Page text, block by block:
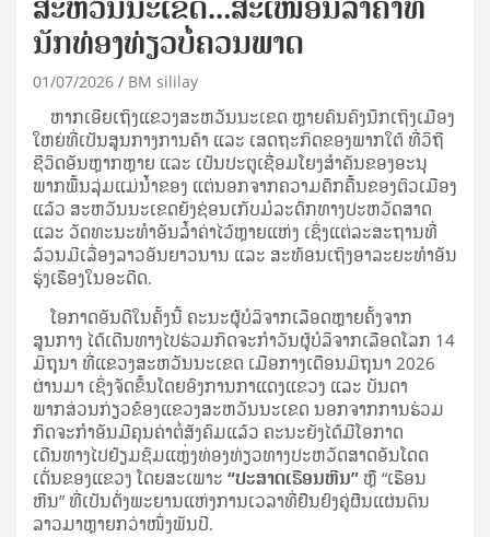
ສະຫວັນນະເຂດ…ສະເໜ່ອັນລໍ້າຄ່າທີ່
ນັກທ່ອງທ່ຽວບໍ່ຄວນພາດ
01/07/2026 BM sililay
ຫາກເອີຍເຖິງແຂວງສະຫວັນນະເຂດ ຫຼາຍຄົນຄົງນຶກເຖິງເມືອງ
ໃຫຍ່ທີ່ເປັນສູນກາງການຄ້າ ແລະ ເສດຖະກິດຂອງພາກໃຕ້ ທີ່ວິຖີ
ຊີວິດອັນຫຼາກຫຼາຍ ແລະ ເປັນປະຕູເຊື່ອມໂຍງສຳຄັນຂອງອະນຸ
ພາກພື້ນລຸ່ມແມ່ນ້ຳຂອງ ແຕ່ນອກຈາກຄວາມຄຶກຄື້ນຂອງຕົວເມືອງ
ແລ້ວ ສະຫວັນນະເຂດຍັງຊ່ອນເກັບມໍລະດົກທາງປະຫວັດສາດ
ແລະ ວັດທະນະທຳອັນລໍ້າຄ່າໄວ້ຫຼາຍແຫ່ງ ເຊິ່ງແຕ່ລະສະຖານທີ່
ລ້ວນມີເລື່ອງລາວອັນຍາວນານ ແລະ ສະທ້ອນເຖິງອາລະຍະທຳອັນ
ຮຸ່ງເຮືອງໃນອະດີດ.
ໂອກາດອັນດີໃນຄັ້ງນີ້ ຄະນະຜູ້ບໍລິຈາກເລືອດຫຼາຍຄັ້ງຈາກ
ສູນກາງ ໄດ້ເດີນທາງໄປຮ່ວມກິດຈະກໍາວັນຜູ້ບໍລິຈາກເລືອດໂລກ 14
ມິຖຸນາ ທີ່ແຂວງສະຫວັນນະເຂດ ເມືອກາງເດືອນມິຖຸນາ 2026
ຜ່ານມາ ເຊິ່ງຈັດຂຶ້ນໂດຍອົງການກາແດງແຂວງ ແລະ ບັນດາ
ພາກສ່ວນກ່ຽວຂ້ອງແຂວງສະຫວັນນະເຂດ ນອກຈາກການຮ່ວມ
ກິດຈະກຳອັນມີຄຸນຄ່າຕໍ່ສັງຄົມແລ້ວ ຄະນະຍັງໄດ້ມີໂອກາດ
ເດີນທາງໄປຢ້ຽມຊົມແຫຼ່ງທ່ອງທ່ຽວທາງປະຫວັດສາດອັນໂດດ
ເດັ່ນຂອງແຂວງ ໂດຍສະເພາະ “ປະສາດເຮືອນຫີນ” ຫຼື “ເຮືອນ
ຫີນ” ທີ່ເປັນດັ່ງພະຍານແຫ່ງການເວລາທີ່ຢືນຢົງຄູ່ຜືນແຜ່ນດິນ
ລາວມາຫຼາຍກວ່າໜຶ່ງພັນປີ.